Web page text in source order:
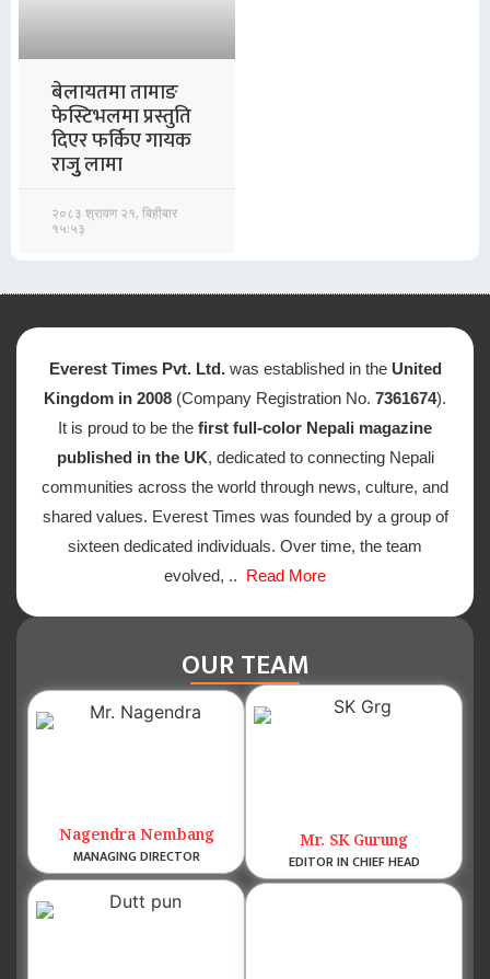
बेलायतमा तामाङ
फेस्टिभलमा प्रस्तुति
दिएर फर्किए गायक
राजुु लामा
२०८३ श्रावण २१, बिहीबार
१५:५३
Everest Times Pvt. Ltd. was established in the United
Kingdom in 2008 (Company Registration No. 7361674).
It is proud to be the first full-color Nepali magazine
published in the UK, dedicated to connecting Nepali
communities across the world through news, culture, and
shared values. Everest Times was founded by a group of
sixteen dedicated individuals. Over time, the team
evolved, .. Read More
OUR TEAM
Nagendra Nembang
MANAGING DIRECTOR
Mr. SK Gurung
EDITOR IN CHIEF HEAD